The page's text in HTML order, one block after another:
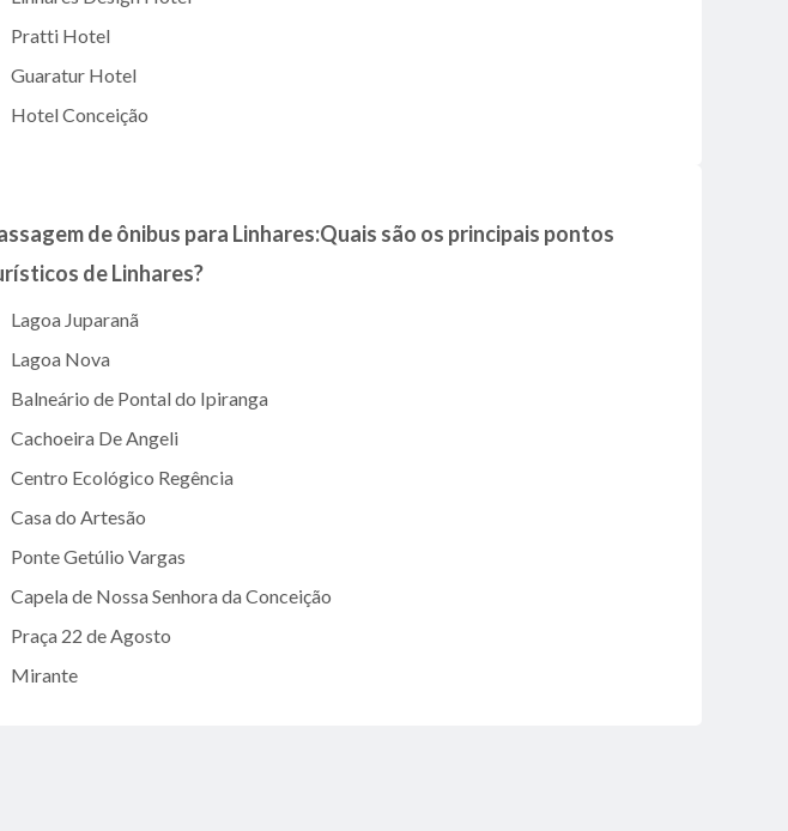
Pratti Hotel
Guaratur Hotel
Hotel Conceição
de ônibus para Linhares:Quais são os principais pontos
de Linhares?
Lagoa Juparanã
Lagoa Nova
Balneário de Pontal do Ipiranga
Cachoeira De Angeli
Centro Ecológico Regência
Casa do Artesão
Ponte Getúlio Vargas
Capela de Nossa Senhora da Conceição
Praça 22 de Agosto
Mirante